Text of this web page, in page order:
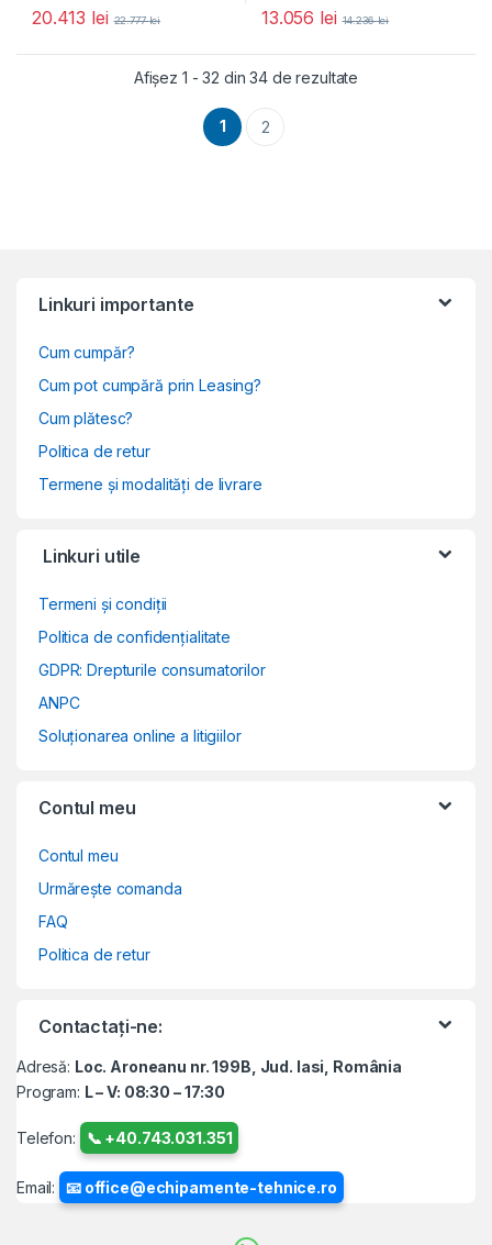
20.413 lei 22.777lei 13.056 lei 14.236lei
Afișez 1 - 32 din 34 de rezultate
1 2
Linkuri importante
Cum cumpăr?
Cum pot cumpără prin Leasing?
Cum plătesc?
Politica de retur
Termene și modalități de livrare
Linkuri utile
Termeni și condiții
Politica de confidențialitate
GDPR: Drepturile consumatorilor
ANPC
Soluționarea online a litigiilor
Contul meu
Contul meu
Urmărește comanda
FAQ
Politica de retur
Contactați-ne:
Adresă: Loc. Aroneanu nr. 199B, Jud. Iasi, România
Program: L – V: 08:30 – 17:30
Telefon: 📞 +40.743.031.351
Email: 📧 office@echipamente-tehnice.ro